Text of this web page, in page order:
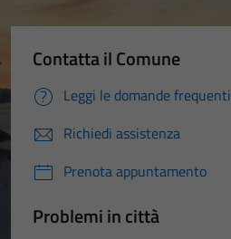
Contatta il Comune
Leggi le domande frequenti
Richiedi assistenza
Prenota appuntamento
Problemi in città